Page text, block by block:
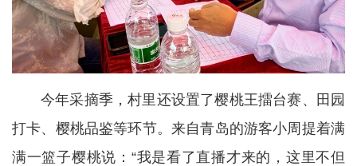
今年采摘季，村里还设置了樱桃王擂台赛、田园
打卡、樱桃品鉴等环节。来自青岛的游客小周提着满
满一篮子樱桃说：“我是看了直播才来的，这里不但